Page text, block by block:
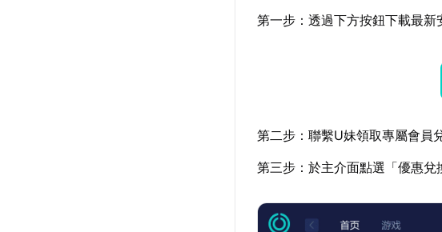
第一步：透過下方按鈕下載最新
第二步：聯繫U妹領取專屬會員
第三步：於主介面點選「優惠